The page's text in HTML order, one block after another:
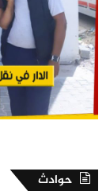
حوادث